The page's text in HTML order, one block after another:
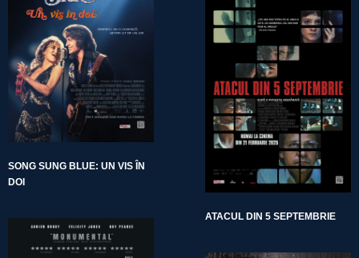
SONG SUNG BLUE: UN VIS ÎN
DOI
ATACUL DIN 5 SEPTEMBRIE